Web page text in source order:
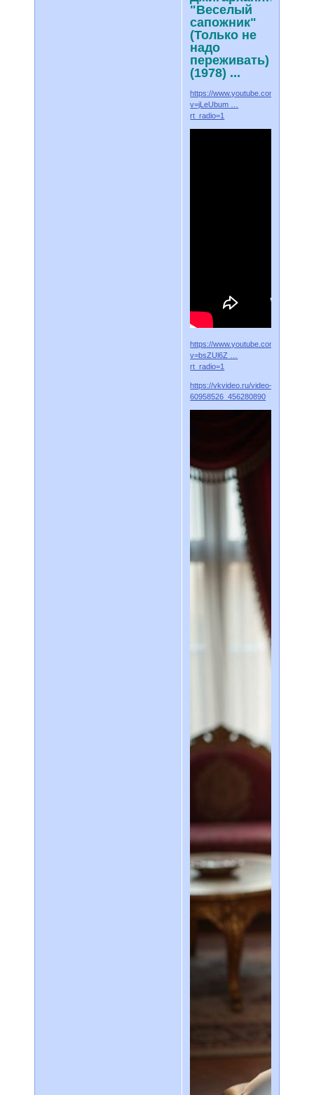
"Веселый
сапожник"
(Только не
надо
переживать)
(1978) ...
https://www.youtube.com/watch?
v=jLeUbum …
rt_radio=1
https://www.youtube.com/watch?
v=bsZUl6Z …
rt_radio=1
https://vkvideo.ru/video-
60958526_456280890